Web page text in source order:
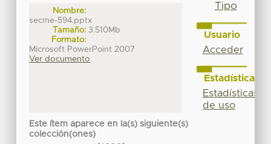
Nombre:
secme-594.pptx
Tamaño: 3.510Mb
Formato:
Microsoft PowerPoint 2007
Ver documento
Este ítem aparece en la(s) siguiente(s)
colección(ones)
Tipo
Usuario
Acceder
Estadísticas
Estadísticas
de uso